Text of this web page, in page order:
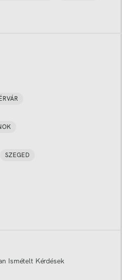
SZEGED
Ismételt Kérdések